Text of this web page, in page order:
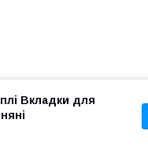
Вкладки для